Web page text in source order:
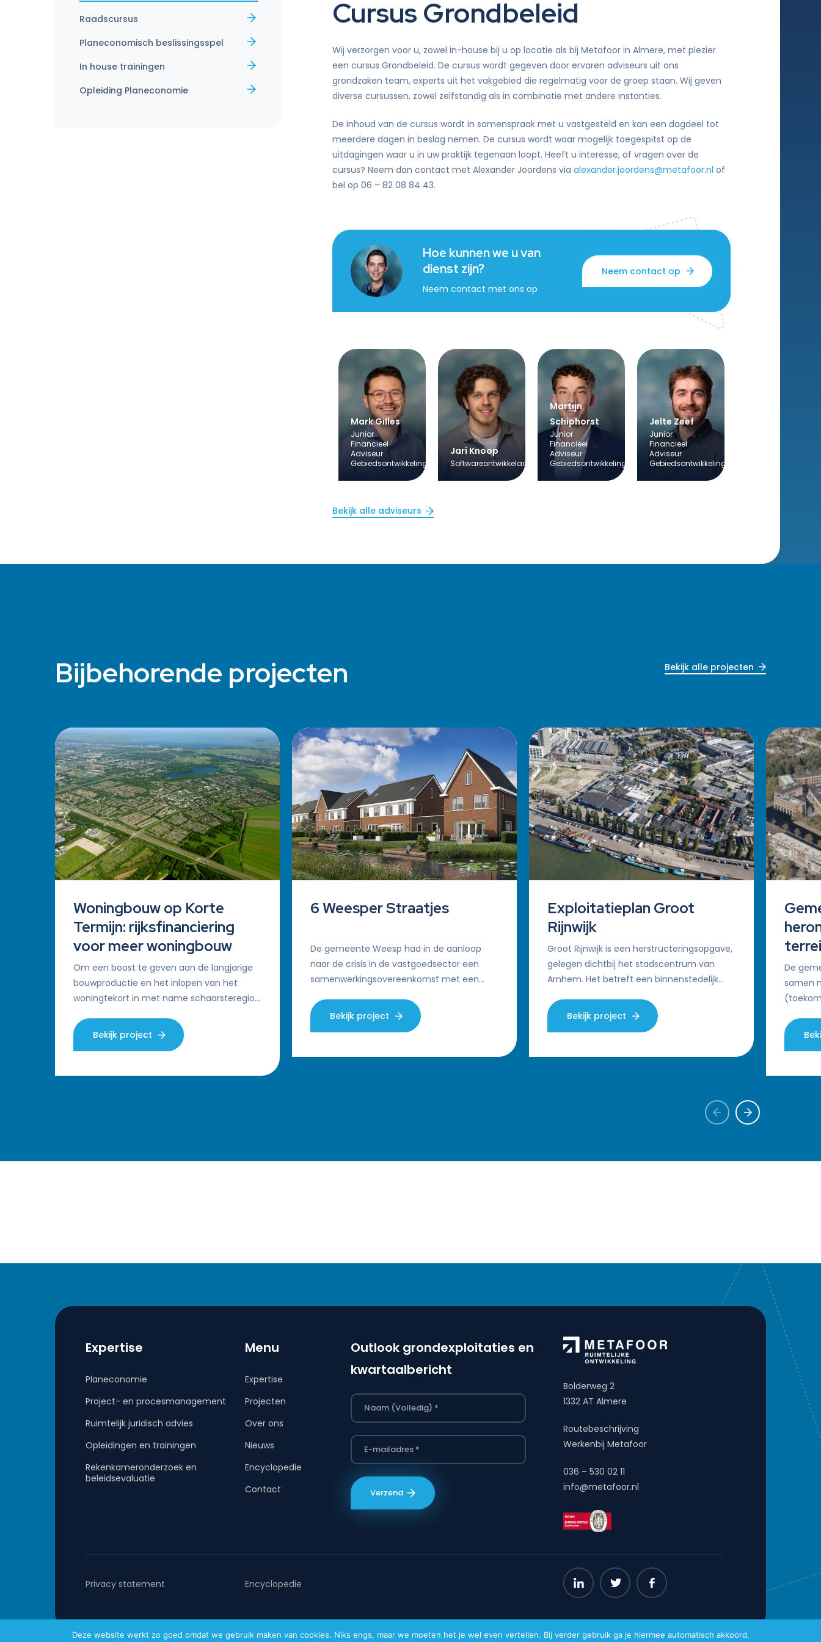
Raadscursus
Planeconomisch beslissingsspel
In house trainingen
Opleiding Planeconomie
Cursus Grondbeleid
Wij verzorgen voor u, zowel in-house bij u op locatie als bij Metafoor in Almere, met plezier
een cursus Grondbeleid. De cursus wordt gegeven door ervaren adviseurs uit ons
grondzaken team, experts uit het vakgebied die regelmatig voor de groep staan. Wij geven
diverse cursussen, zowel zelfstandig als in combinatie met andere instanties.
De inhoud van de cursus wordt in samenspraak met u vastgesteld en kan een dagdeel tot
meerdere dagen in beslag nemen. De cursus wordt waar mogelijk toegespitst op de
uitdagingen waar u in uw praktijk tegenaan loopt. Heeft u interesse, of vragen over de
cursus? Neem dan contact met Alexander Joordens viaalexander.joordens@metafoor.nl of
bel op 06 – 82 08 84 43.
Hoe kunnen we u van
dienst zijn?
Neem contact met ons op
Neem contact op
Mark Gilles
Junior
Financieel
Adviseur
Gebiedsontwikkeling
Jari Knoop
Softwareontwikkelaar
Martijn
Schiphorst
Junior
Financieel
Adviseur
Gebiedsontwikkeling
Jelte Zeef
Junior
Financieel
Adviseur
Gebiedsontwikkeling
Bekijk alle adviseurs
Bijbehorende projecten Bekijk alle projecten
Woningbouw op Korte
Termijn: rijksfinanciering
voor meer woningbouw
Om een boost te geven aan de langjarige
bouwproductie en het inlopen van het
woningtekort in met name schaarsteregio’s
Binnenlandse…
Bekijk project
6 Weesper Straatjes
De gemeente Weesp had in de aanloop
naar de crisis in de vastgoedsector een
samenwerkingsovereenkomst met een
de ontwikkeling van geme…
Bekijk project
Exploitatieplan Groot
Rijnwijk
Groot Rijnwijk is een herstructeringsopgave,
gelegen dichtbij het stadscentrum van
Arnhem. Het betreft een binnenstedelijk
woningbouw….
Bekijk project
De
samen
Expertise
Planeconomie
Project- en procesmanagement
Ruimtelijk juridisch advies
Opleidingen en trainingen
Rekenkameronderzoek en
beleidsevaluatie
Menu
Expertise
Projecten
Over ons
Nieuws
Encyclopedie
Contact
Outlook grondexploitaties en
kwartaalbericht
Bolderweg 2
1332 AT Almere
Routebeschrijving
Werkenbij Metafoor
036 – 530 02 11
info@metafoor.nl
Privacy statement Encyclopedie
Rekenkameronderzoek en beleidsevaluatie
Didam-arrest
Deze website werkt zo goed omdat we gebruik maken van cookies. Niks engs, maar we moeten het je wel even vertellen. Bij verder gebruik ga je hiermee automatisch akkoord.